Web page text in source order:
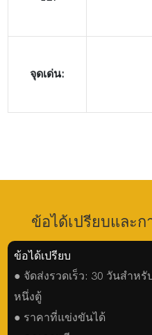
จุดเด่น:
ข้อได้เปรียบและ
ข้อได้เปรียบ
● จัดส่งรวดเร็ว: 30 วันสำห
หนึ่งตู้
● ราคาที่แข่งขันได้